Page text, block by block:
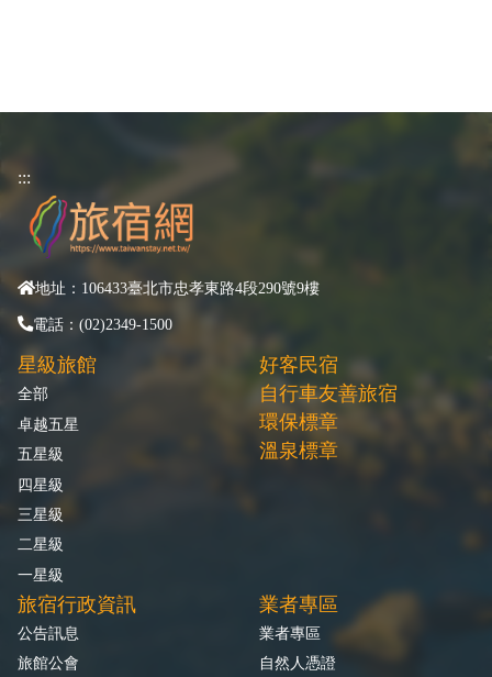
:::
地址：106433臺北市忠孝東路4段290號9樓
電話：(02)2349-1500
星級旅館
全部
卓越五星
五星級
四星級
三星級
二星級
一星級
好客民宿
自行車友善旅宿
環保標章
溫泉標章
旅宿行政資訊
公告訊息
旅館公會
業者專區
業者專區
自然人憑證